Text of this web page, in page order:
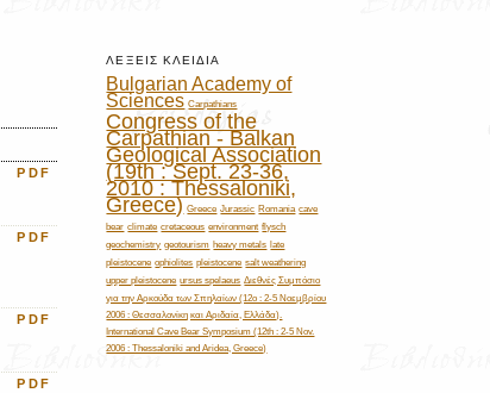
ΛΈΞΕΙΣ ΚΛΕΙΔΙΆ
Bulgarian Academy of
Sciences Carpathians
Congress of the
Carpathian - Balkan
Geological Association
(19th : Sept. 23-36,
2010 : Thessaloniki,
Greece) Greece Jurassic Romania cave
bear climate cretaceous environment flysch
geochemistry geotourism heavy metals late
pleistocene ophiolites pleistocene salt weathering
upper pleistocene ursus spelaeus Διεθνές Συμπόσιο
για την Αρκούδα των Σπηλαίων (12ο : 2-5 Νοεμβρίου
2006 : Θεσσαλονίκη και Αριδαία, Ελλάδα).
International Cave Bear Symposium (12th : 2-5 Nov.
2006 : Thessaloniki and Aridea, Greece)
PDF
PDF
PDF
PDF